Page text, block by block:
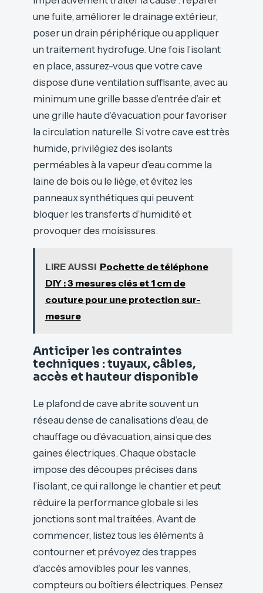
une fuite, améliorer le drainage extérieur,
poser un drain périphérique ou appliquer
un traitement hydrofuge. Une fois l’isolant
en place, assurez-vous que votre cave
dispose d’une ventilation suffisante, avec au
minimum une grille basse d’entrée d’air et
une grille haute d’évacuation pour favoriser
la circulation naturelle. Si votre cave est très
humide, privilégiez des isolants
perméables à la vapeur d’eau comme la
laine de bois ou le liège, et évitez les
panneaux synthétiques qui peuvent
bloquer les transferts d’humidité et
provoquer des moisissures.
LIRE AUSSI Pochette de téléphone
DIY : 3 mesures clés et 1 cm de
couture pour une protection sur-
mesure
Anticiper les contraintes
techniques : tuyaux, câbles,
accès et hauteur disponible
Le plafond de cave abrite souvent un
réseau dense de canalisations d’eau, de
chauffage ou d’évacuation, ainsi que des
gaines électriques. Chaque obstacle
impose des découpes précises dans
l’isolant, ce qui rallonge le chantier et peut
réduire la performance globale si les
jonctions sont mal traitées. Avant de
commencer, listez tous les éléments à
contourner et prévoyez des trappes
d’accès amovibles pour les vannes,
compteurs ou boîtiers électriques. Pensez